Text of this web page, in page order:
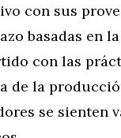
con sus
basadas en
con las
de la
se sienten